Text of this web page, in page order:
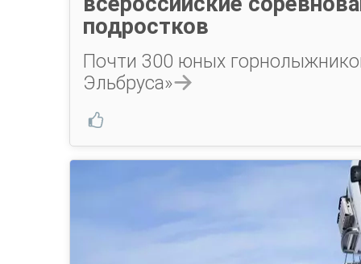
подростков
Почти 300 юных
Эльбруса»